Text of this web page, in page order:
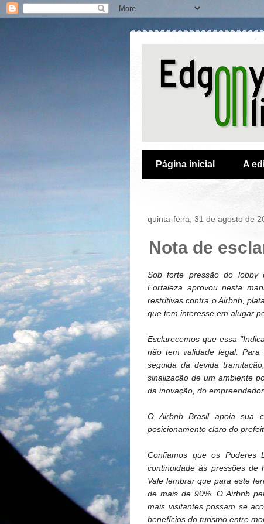
Página inicial A
quinta-feira, 31 de agosto de
Nota de
Sob forte pressão do lobby
Fortaleza aprovou nesta
restritivas contra o Airbnb,
que tem interesse em alugar
Esclarecemos que essa
não tem validade legal.
seguida da devida
sinalização de um ambiente
da inovação, do
O Airbnb Brasil apoia sua
posicionamento claro do
Confiamos que os Poderes
continuidade às pressões de
Vale lembrar que para este
de mais de 90%. O Airbnb
mais visitantes possam se
benefícios do turismo entre